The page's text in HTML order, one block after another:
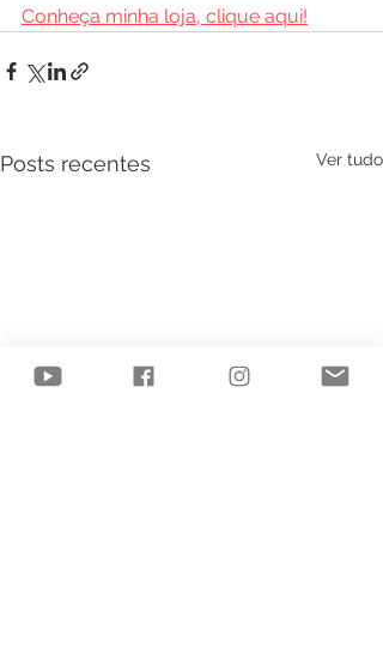
Conheça minha loja, clique aqui!
Posts recentes Ver tudo